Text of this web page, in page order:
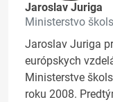
Jaroslav Juriga
Ministerstvo
Jaroslav Juriga
európskych
Ministerstve
roku 2008.